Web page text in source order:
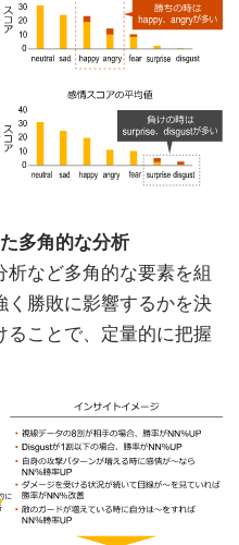
多角的な分析
など多角的な要素を組
く勝敗に影響するかを決
ることで、定量的に把握